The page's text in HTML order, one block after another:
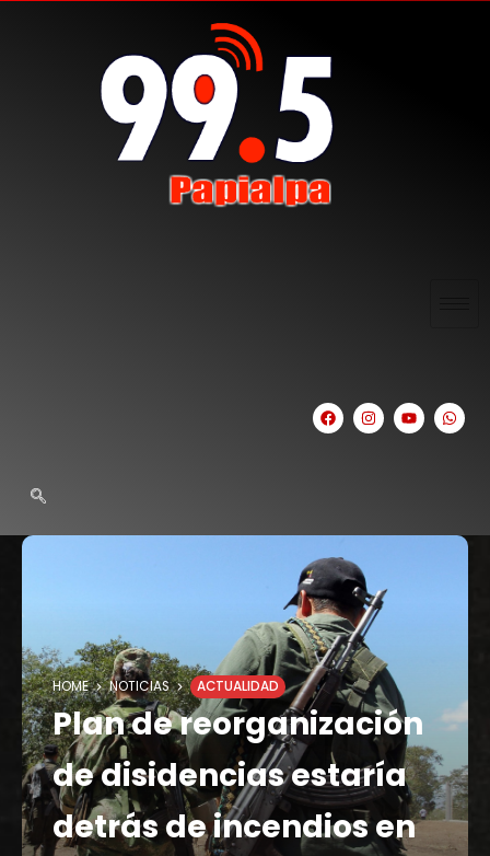
HOME NOTICIAS ACTUALIDAD
Plan de reorganización
de disidencias estaría
detrás de incendios en